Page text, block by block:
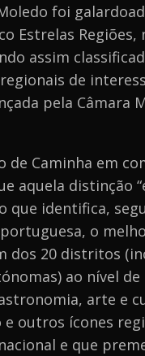
foi
Estrelas Regiões,
assim
de
pela Câmara
de Caminha em
aquela distinção
que identifica,
o
dos 20 distritos
ao nível
arte e
outros ícones
e que